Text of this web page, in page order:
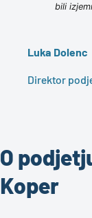
bili
Luka Dolenc
Direktor
O
Koper